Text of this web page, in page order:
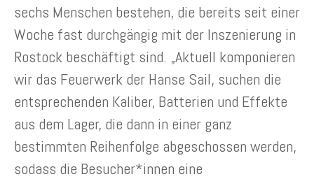
sechs Menschen bestehen, die bereits seit einer
Woche fast durchgängig mit der Inszenierung in
Rostock beschäftigt sind. „Aktuell komponieren
wir das Feuerwerk der Hanse Sail, suchen die
entsprechenden Kaliber, Batterien und Effekte
aus dem Lager, die dann in einer ganz
bestimmten Reihenfolge abgeschossen werden,
sodass die Besucher*innen eine